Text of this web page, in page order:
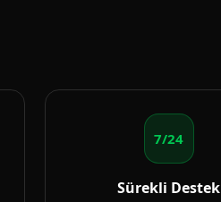
7/24
Sürekli Destek